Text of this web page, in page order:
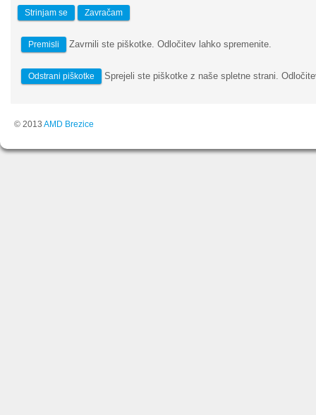
Strinjam se Zavračam
Premisli Zavrnili ste piškotke. Odločitev lahko spremenite.
Odstrani piškotke Sprejeli ste piškotke z naše spletne strani.
© 2013 AMD Brezice